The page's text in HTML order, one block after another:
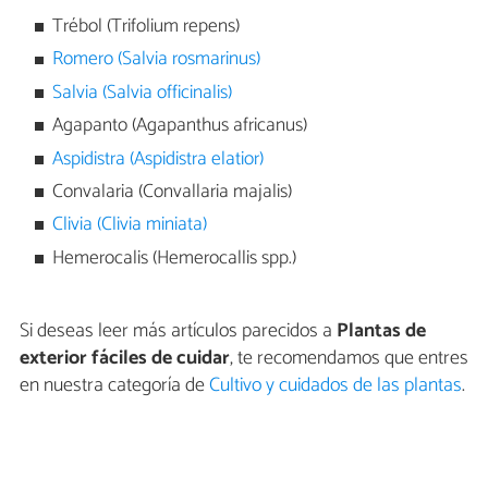
Trébol (Trifolium repens)
Romero (Salvia rosmarinus)
Salvia (Salvia officinalis)
Agapanto (Agapanthus africanus)
Aspidistra (Aspidistra elatior)
Convalaria (Convallaria majalis)
Clivia (Clivia miniata)
Hemerocalis (Hemerocallis spp.)
Si deseas leer más artículos parecidos a Plantas de
exterior fáciles de cuidar, te recomendamos que entres
en nuestra categoría deCultivo y cuidados de las plantas.